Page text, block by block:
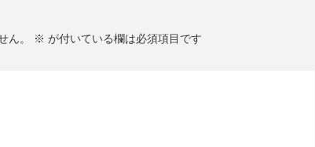
。 ※ が付いている欄は必須項目です